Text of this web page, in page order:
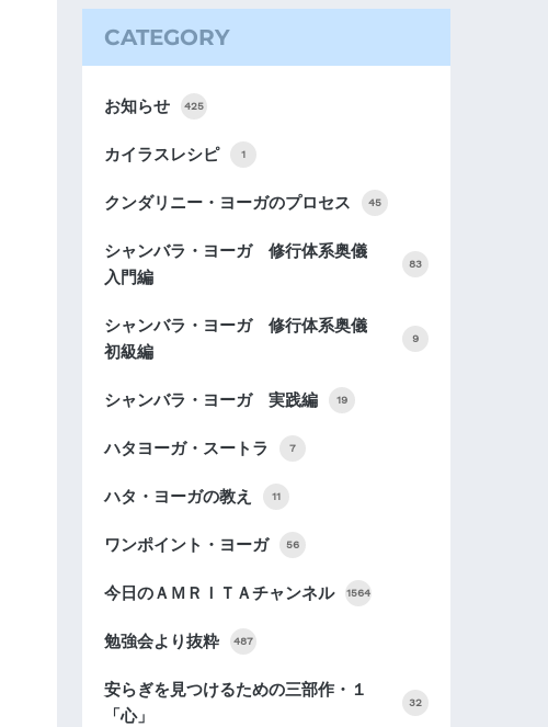
CATEGORY
お知らせ 425
カイラスレシピ 1
クンダリニー・ヨーガのプロセス 45
シャンバラ・ヨーガ 修行体系奥儀
入門編
83
シャンバラ・ヨーガ 修行体系奥儀
初級編
9
シャンバラ・ヨーガ 実践編 19
ハタヨーガ・スートラ 7
ハタ・ヨーガの教え 11
ワンポイント・ヨーガ 56
今日のＡＭＲＩＴＡチャンネル 1564
勉強会より抜粋 487
安らぎを見つけるための三部作・１
「心」
32